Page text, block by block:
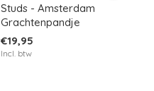
Studs - Amsterdam
Grachtenpandje
€19,95
Incl. btw